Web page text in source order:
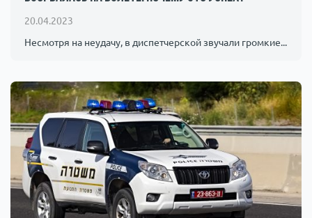
Происшествия
20.04.2023
Несмотря на неудачу, в диспетчерской звучали громкие...